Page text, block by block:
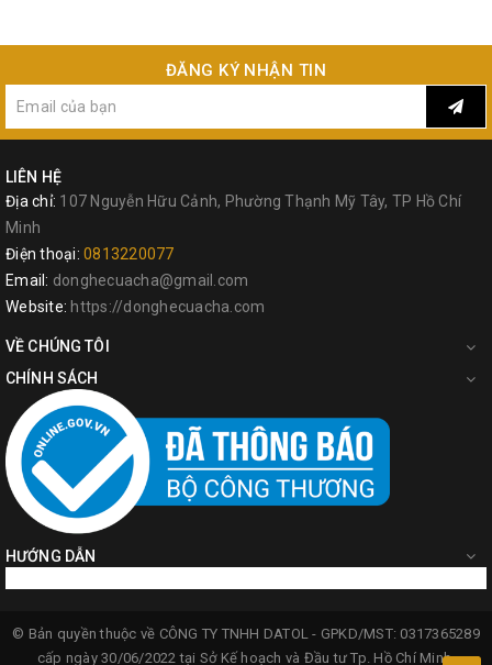
ĐĂNG KÝ NHẬN TIN
LIÊN HỆ
Địa chỉ: 107 Nguyễn Hữu Cảnh, Phường Thạnh Mỹ Tây, TP Hồ Chí
Minh
Điện thoại: 0813220077
Email: donghecuacha@gmail.com
Website: https://donghecuacha.com
VỀ CHÚNG TÔI
CHÍNH SÁCH
HƯỚNG DẪN
© Bản quyền thuộc về CÔNG TY TNHH DATOL - GPKD/MST: 0317365289
cấp ngày 30/06/2022 tại Sở Kế hoạch và Đầu tư Tp. Hồ Chí Minh.